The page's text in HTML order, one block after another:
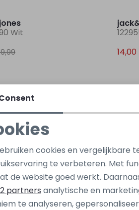
Wit
14,00
Groen olijf
39,99
cookies
cookies
cookies en vergelijkbare
te verbeteren. Met
de website goed werkt.
2 partners analytische en
te analyseren,